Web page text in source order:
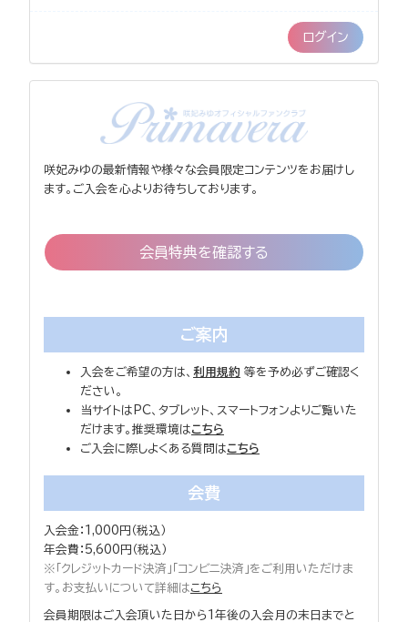
咲妃みゆの最新情報や様々な会員限定コンテンツをお届けし
ます。ご入会を心よりお待ちしております。
会員特典を確認する
ご案内
入会をご希望の方は、 利用規約 等を予め必ずご確認く
ださい。
当サイトはPC、タブレット、スマートフォンよりご覧いた
だけます。推奨環境はこちら
ご入会に際しよくある質問はこちら
会費
入会金：1,000円（税込）
年会費：5,600円（税込）
※「クレジットカード決済」「コンビニ決済」をご利用いただけま
す。お支払いについて詳細はこちら
会員期限はご入会頂いた日から1年後の入会月の末日までと